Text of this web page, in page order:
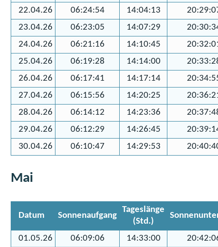
22.04.26
06:24:54 14:04:13
23.04.26
06:23:05 14:07:29
24.04.26
06:21:16 14:10:45
25.04.26
06:19:28 14:14:00
26.04.26
06:17:41 14:17:14
27.04.26
06:15:56 14:20:25
28.04.26
06:14:12 14:23:36
29.04.26
06:12:29 14:26:45
30.04.26
06:10:47 14:29:53
Mai
Datum Sonnenaufgang
Tageslänge
(Std.)
01.05.26 06:09:06 14:33:00